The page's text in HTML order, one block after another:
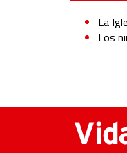
La
Los